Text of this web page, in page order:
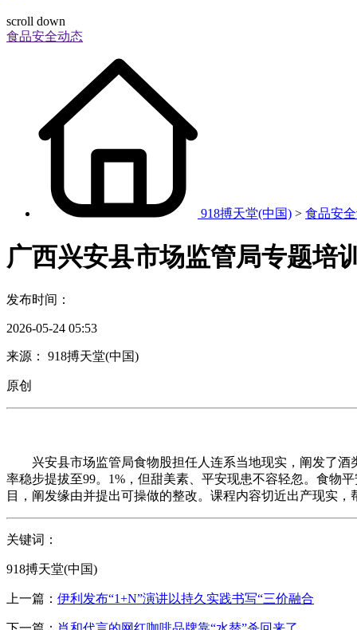
scroll down
食品安全动态
918搏天堂(中国) > 食品安
广西兴安县市场监管局专题培
发布时间：
2026-05-24 05:53
来源： 918搏天堂(中国)
原创
兴安县市场监管局食物股担任人连系当地现实，阐发了酒
率稳步提拔至99。1%，但甜美素、平安现患不容轻忽。食物
目，阐发缘由并提出可操做的整改。课程内容切近出产现实，
关键词：
918搏天堂(中国)
上一篇： 伊利发布“1+N”演讲以持久实践书写“三价融合